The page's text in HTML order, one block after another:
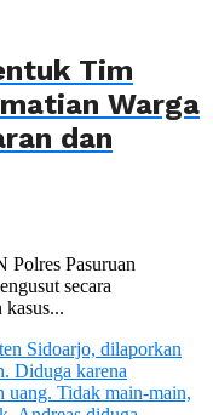
Tim
Warga
dan
Pasuruan
secara